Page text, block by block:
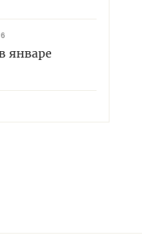
январе